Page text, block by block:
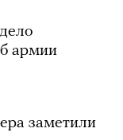
армии
заметили